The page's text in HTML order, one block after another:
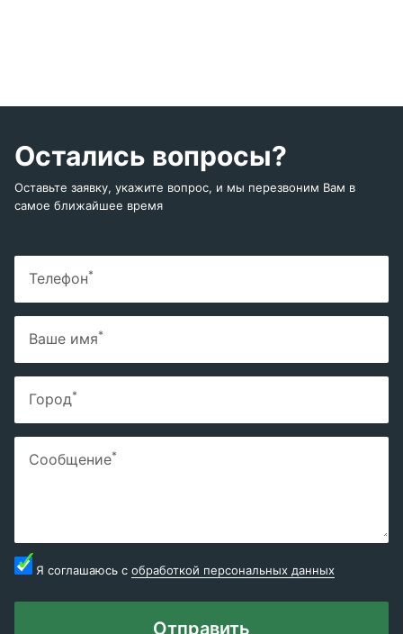
Остались вопросы?
Оставьте заявку, укажите вопрос, и мы перезвоним Вам в
самое ближайшее время
Телефон*
Ваше имя*
Город*
Сообщение*
Я соглашаюсь с обработкой персональных данных
Отправить